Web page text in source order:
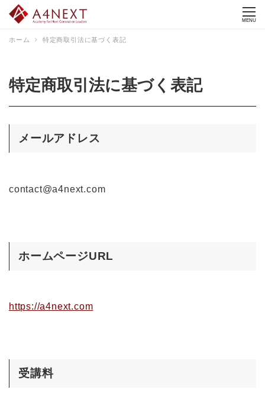
MENU
ホーム 特定商取引法に基づく表記
特定商取引法に基づく表記
メールアドレス
contact@a4next.com
ホームページURL
https://a4next.com
受講料